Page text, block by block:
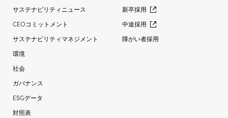
サステナビリティニュース
CEOコミットメント
サステナビリティマネジメント
環境
社会
ガバナンス
ESGデータ
対照表
新卒採用
中途採用
障がい者採用